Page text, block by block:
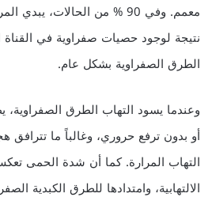
معمم. وفي 90 % من الحالات،
نتيجة لوجود حصيات صفراوية في القناة
الطرق الصفراوية بشكل عام.
وعندما يسود التهاب الطرق
أو بدون ترفع حروري، وغالباً ما
التهاب المرارة. كما أن شدة الحمى
الالتهابية، وامتدادها للطرق الكبدية